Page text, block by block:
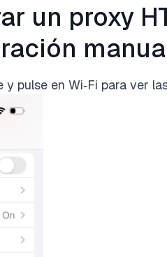
un proxy
pulse en Wi‑Fi para ver